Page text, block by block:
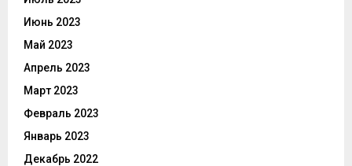
Июнь 2023
Май 2023
Апрель 2023
Март 2023
Февраль 2023
Январь 2023
Декабрь 2022